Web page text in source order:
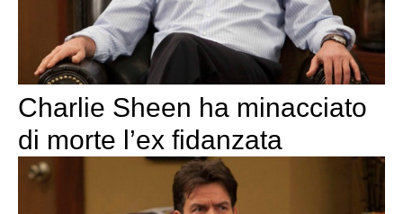
Charlie Sheen ha minacciato
di morte l’ex fidanzata